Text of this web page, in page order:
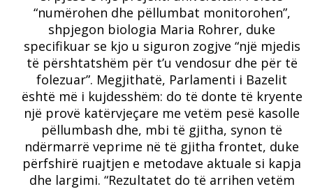
“numërohen dhe pëllumbat monitorohen”,
shpjegon biologia Maria Rohrer, duke
specifikuar se kjo u siguron zogjve “një mjedis
të përshtatshëm për t’u vendosur dhe për të
folezuar”. Megjithatë, Parlamenti i Bazelit
është më i kujdesshëm: do të donte të kryente
një provë katërvjeçare me vetëm pesë kasolle
pëllumbash dhe, mbi të gjitha, synon të
ndërmarrë veprime në të gjitha frontet, duke
përfshirë ruajtjen e metodave aktuale si kapja
dhe largimi. “Rezultatet do të arrihen vetëm